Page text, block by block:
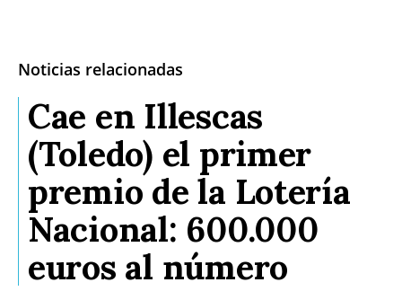
Noticias relacionadas
Cae en Illescas
(Toledo) el primer
premio de la Lotería
Nacional: 600.000
euros al número